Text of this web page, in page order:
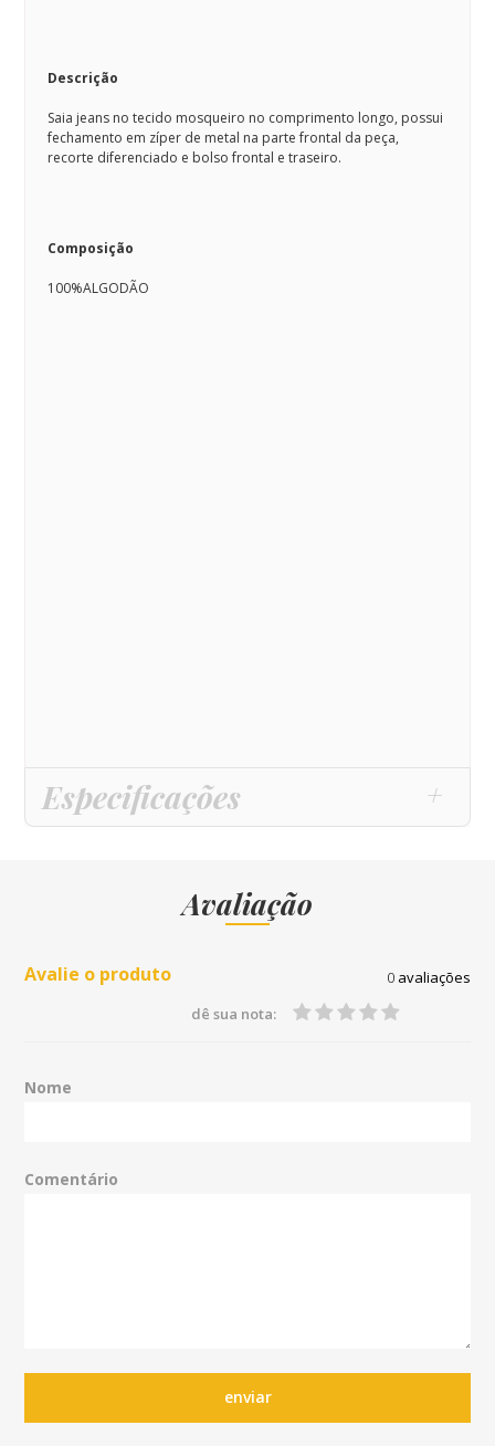
Descrição
Saia jeans no tecido mosqueiro no comprimento longo, possui
fechamento em zíper de metal na parte frontal da peça,
recorte diferenciado e bolso frontal e traseiro.
Composição
100%ALGODÃO
Especificações
Avaliação
Avalie o produto 0avaliações
dê sua nota:
Nome
Comentário
enviar